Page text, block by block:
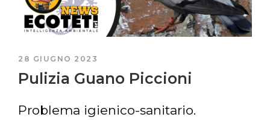
21 MARZO 2023
Bonifica Guano Piccioni
Servizio di Allontanamento Volatili,